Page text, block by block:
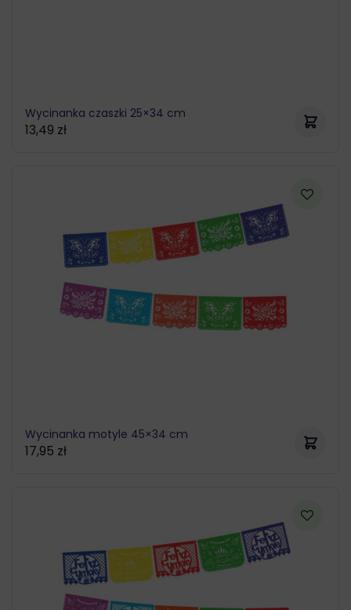
Wycinanka czaszki 25×34 cm
13,49 zł
Wycinanka motyle 45×34 cm
17,95 zł